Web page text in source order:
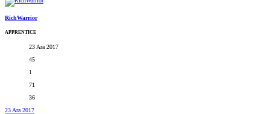
RichWarrior
APPRENTICE
23 Ara 2017
45
1
71
36
23 Ara 2017